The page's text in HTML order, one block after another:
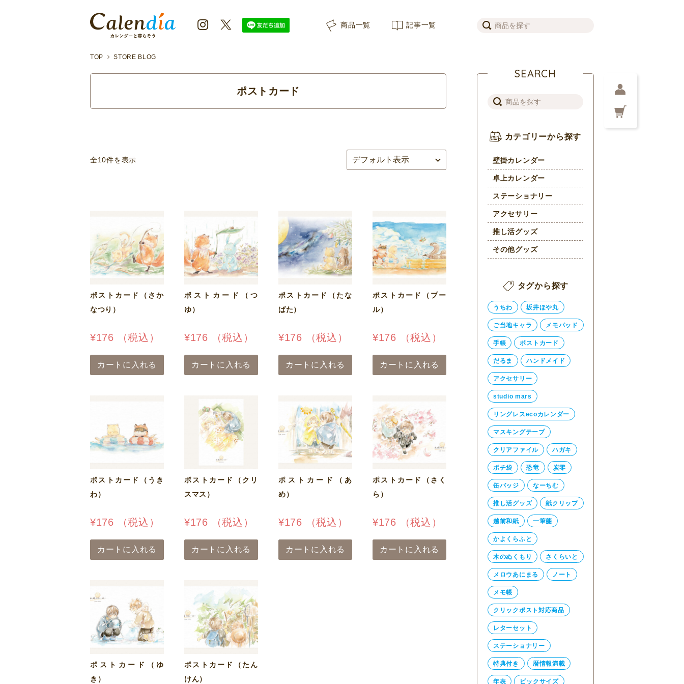
商品一覧 記事一覧
TOP STORE BLOG
ポストカード
全10件を表示
ポストカード（さか
なつり）
¥176 （税込）
カートに入れる
ポストカード（つ
ゆ）
¥176 （税込）
カートに入れる
ポストカード（たな
ばた）
¥176 （税込）
カートに入れる
ポストカード（プー
ル）
¥176 （税込）
カートに入れる
ポストカード（うき
わ）
¥176 （税込）
カートに入れる
ポストカード（クリ
スマス）
¥176 （税込）
カートに入れる
ポストカード（あ
め）
¥176 （税込）
カートに入れる
ポストカード（さく
ら）
¥176 （税込）
カートに入れる
ポストカード（ゆ
き）
ポストカード（たん
けん）
SEARCH
カテゴリーから探す
壁掛カレンダー
卓上カレンダー
ステーショナリー
アクセサリー
推し活グッズ
その他グッズ
タグから探す
うちわ 坂井ほや丸
ご当地キャラ メモパッド
手帳 ポストカード
だるま ハンドメイド
アクセサリー
studio mars
リングレスecoカレンダー
マスキングテープ
クリアファイル ハガキ
ポチ袋 恐竜 炭零
缶バッジ なーちむ
推し活グッズ 紙クリップ
越前和紙 一筆箋
かよくらふと
木のぬくもり さくらいと
メロウあにまる ノート
メモ帳
クリックポスト対応商品
レターセット
ステーショナリー
特典付き 暦情報満載
年表 ビックサイズ